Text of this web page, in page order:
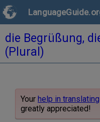
die Begrüßung,
(Plural)
Your help in translating
greatly appreciated!